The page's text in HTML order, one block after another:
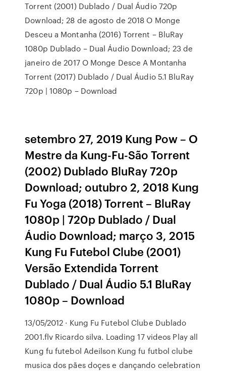
Torrent (2001) Dublado / Dual Áudio 720p
Download; 28 de agosto de 2018 O Monge
Desceu a Montanha (2016) Torrent – BluRay
1080p Dublado – Dual Áudio Download; 23 de
janeiro de 2017 O Monge Desce A Montanha
Torrent (2017) Dublado / Dual Áudio 5.1 BluRay
720p | 1080p – Download
setembro 27, 2019 Kung Pow – O
Mestre da Kung-Fu-São Torrent
(2002) Dublado BluRay 720p
Download; outubro 2, 2018 Kung
Fu Yoga (2018) Torrent – BluRay
1080p | 720p Dublado / Dual
Áudio Download; março 3, 2015
Kung Fu Futebol Clube (2001)
Versão Extendida Torrent
Dublado / Dual Áudio 5.1 BluRay
1080p – Download
13/05/2012 · Kung Fu Futebol Clube Dublado
2001.flv Ricardo silva. Loading 17 videos Play all
Kung fu futebol Adeilson Kung fu futbol clube
musica dos pães doçes e dançando celebration